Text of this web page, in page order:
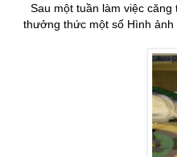
Sau một tuần làm việc
thưởng thức một số Hình ảnh